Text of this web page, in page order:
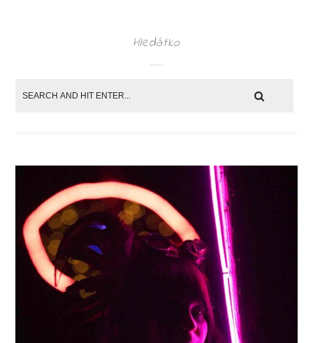
Hledátko